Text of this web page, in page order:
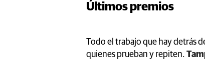
Últimos premios
Todo el trabajo que hay detrás
quienes prueban y repiten.